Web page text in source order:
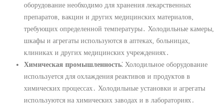
оборудование необходимо для хранения лекарственных
препаратов, вакцин и других медицинских материалов,
требующих определенной температуры․ Холодильные камеры,
шкафы и агрегаты используются в аптеках, больницах,
клиниках и других медицинских учреждениях․
Химическая промышленность⁚ Холодильное оборудование
используется для охлаждения реактивов и продуктов в
химических процессах․ Холодильные установки и агрегаты
используются на химических заводах и в лабораториях․